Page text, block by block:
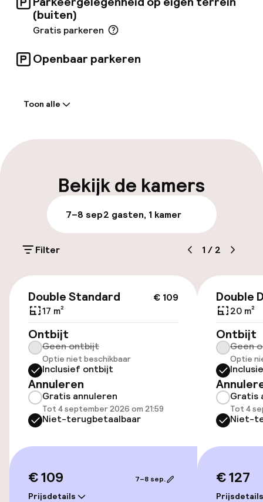
terwijl Ieper zich op 24 km van de
accommodatie bevindt.
(buiten)
Gratis parkeren
Openbaar parkeren
Meertalige medewerkers
Parkeren & mobiliteit
Parkeergelegenheid op eigen terrein
(buiten)
Openbaar parkeren
Toegankelijkheid
Overal rolstoeltoegankelijk
Lift
Entertainment
TV lounge
Toon alle
Bekijk de kamers
7–8 sep2 gasten, 1 kamer
Filter 1 / 2
€ 109
Double Standard
17 m²
Ontbijt
Geen ontbijt
Optie niet beschikbaar
Inclusief ontbijt
Annuleren
Gratis annuleren
Tot 4 september 2026 om 21:59
Niet-terugbetaalbaar
€ 109
Prijsdetails
7–8 sep.
Double
20 m²
Ontbijt
Geen
Optie
Gratis
Tot 4
Niet-
€ 127
Prijsdetails